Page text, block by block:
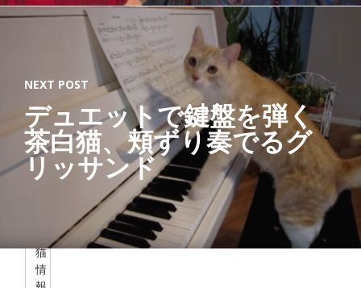
」
マ
、
2
0
1
2
猫
情
NEXT POST
デュエットで鍵盤を弾く
茶白猫、頬ずり奏でるグ
リッサンド